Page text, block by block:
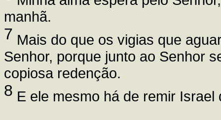
manhã.
7 Mais do que os vigias que
Senhor, porque junto ao Senhor
copiosa redenção.
8 E ele mesmo há de remir